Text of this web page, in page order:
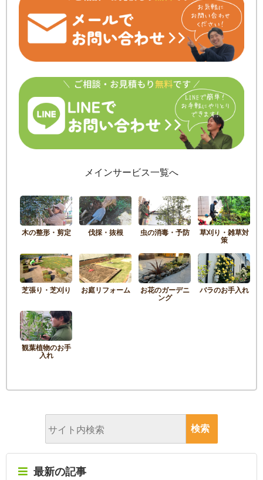
メインサービス一覧へ
木の整形・剪定 伐採・抜根 虫の消毒・予防 草刈り・雑草対
策
芝張り・芝刈り お庭リフォーム お花のガーデニ
ング
バラのお手入れ
観葉植物のお手
入れ
最新の記事